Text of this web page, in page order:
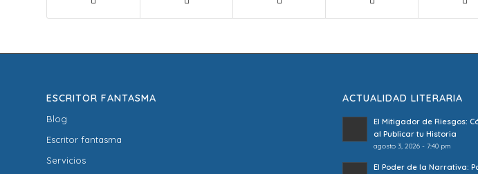
ESCRITOR FANTASMA
Blog
Escritor fantasma
Servicios
ACTUALIDAD LITERARIA
El Mitigador de Riesgos:
al Publicar tu Historia
agosto 3, 2026 - 7:40 pm
El Poder de la Narrativa: